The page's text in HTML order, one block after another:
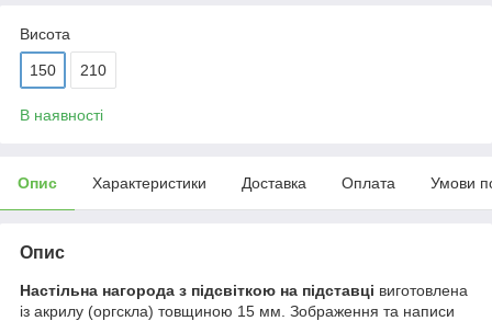
Висота
150 210
В наявності
Опис Характеристики Доставка Оплата Умови
Опис
Настільна нагорода з підсвіткою на підставці виготовлена
із акрилу (оргскла) товщиною 15 мм. Зображення та написи